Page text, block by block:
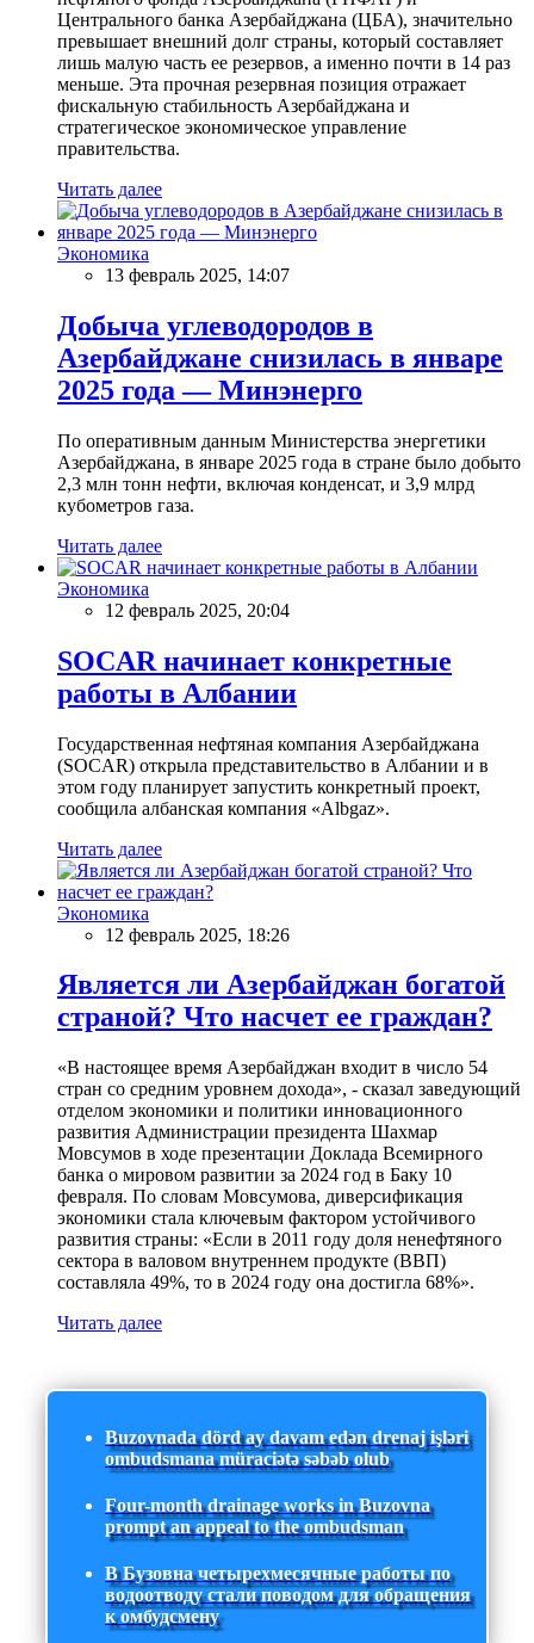
Центрального банка Азербайджана (ЦБА), значительно
превышает внешний долг страны, который составляет
лишь малую часть ее резервов, а именно почти в 14 раз
меньше. Эта прочная резервная позиция отражает
фискальную стабильность Азербайджана и
стратегическое экономическое управление
правительства.
Читать далее
Экономика
13 февраль 2025, 14:07
Добыча углеводородов в
Азербайджане снизилась в январе
2025 года — Минэнерго
По оперативным данным Министерства энергетики
Азербайджана, в январе 2025 года в стране было добыто
2,3 млн тонн нефти, включая конденсат, и 3,9 млрд
кубометров газа.
Читать далее
Экономика
12 февраль 2025, 20:04
SOCAR начинает конкретные
работы в Албании
Государственная нефтяная компания Азербайджана
(SOCAR) открыла представительство в Албании и в
этом году планирует запустить конкретный проект,
сообщила албанская компания «Albgaz».
Читать далее
Экономика
12 февраль 2025, 18:26
Является ли Азербайджан богатой
страной? Что насчет ее граждан?
«В настоящее время Азербайджан входит в число 54
стран со средним уровнем дохода», - сказал заведующий
отделом экономики и политики инновационного
развития Администрации президента Шахмар
Мовсумов в ходе презентации Доклада Всемирного
банка о мировом развитии за 2024 год в Баку 10
февраля. По словам Мовсумова, диверсификация
экономики стала ключевым фактором устойчивого
развития страны: «Если в 2011 году доля ненефтяного
сектора в валовом внутреннем продукте (ВВП)
составляла 49%, то в 2024 году она достигла 68%».
Читать далее
Buzovnada dörd ay davam edən drenaj işləri
ombudsmana müraciətə səbəb olub
Four-month drainage works in Buzovna
prompt an appeal to the ombudsman
В Бузовна четырехмесячные работы по
водоотводу стали поводом для обращения
к омбудсмену